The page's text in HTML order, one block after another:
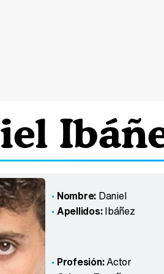
Nombre: Daniel
Apellidos:Ibáñez
Profesión:Actor